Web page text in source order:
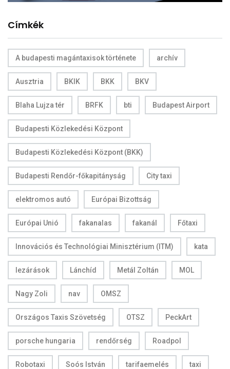
Címkék
A budapesti magántaxisok története archív
Ausztria BKIK BKK BKV
Blaha Lujza tér BRFK bti Budapest Airport
Budapesti Közlekedési Központ
Budapesti Közlekedési Központ (BKK)
Budapesti Rendőr-főkapitányság City taxi
elektromos autó Európai Bizottság
Európai Unió fakanalas fakanál Főtaxi
Innovációs és Technológiai Minisztérium (ITM) kata
lezárások Lánchíd Metál Zoltán MOL
Nagy Zoli nav OMSZ
Országos Taxis Szövetség OTSZ PeckArt
porsche hungaria rendőrség Roadpol
Robotaxi Soós István tarifaemelés taxi